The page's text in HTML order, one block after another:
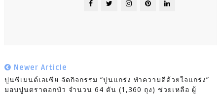
Newer Article
ปูนซีเมนต์เอเซีย จัดกิจกรรม “ปูนแกร่ง ทำความดีด้วยใจแกร่ง”
มอบปูนตราดอกบัว จำนวน 64 ตัน (1,360 ถุง) ช่วยเหลือ ผู้